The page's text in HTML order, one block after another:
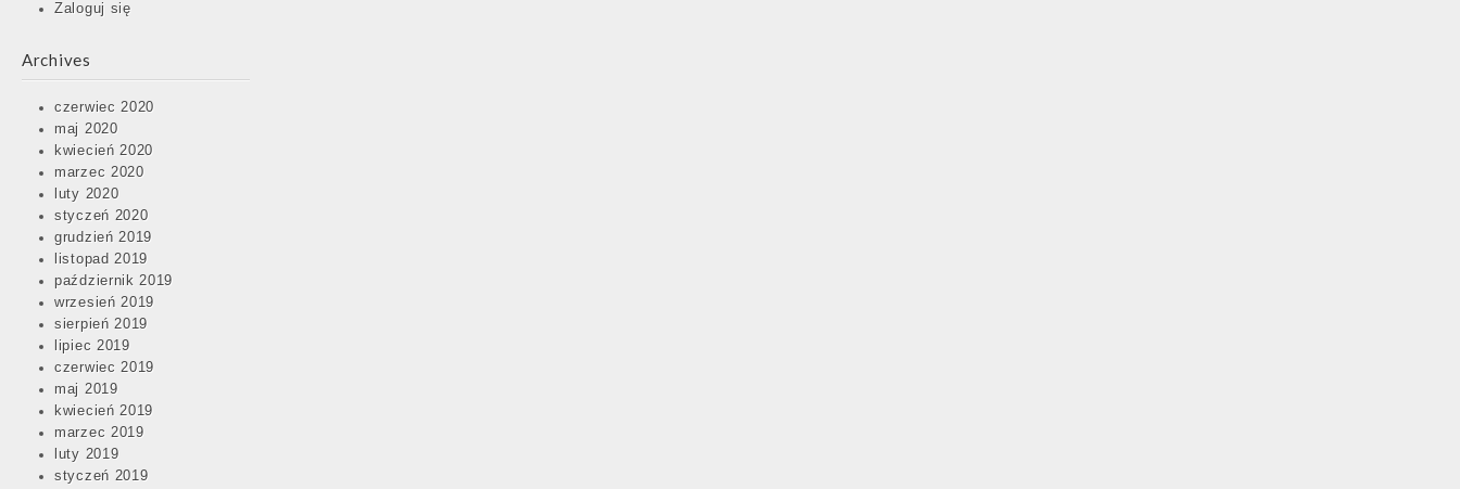
Zaloguj się
Archives
czerwiec 2020
maj 2020
kwiecień 2020
marzec 2020
luty 2020
styczeń 2020
grudzień 2019
listopad 2019
październik 2019
wrzesień 2019
sierpień 2019
lipiec 2019
czerwiec 2019
maj 2019
kwiecień 2019
marzec 2019
luty 2019
styczeń 2019